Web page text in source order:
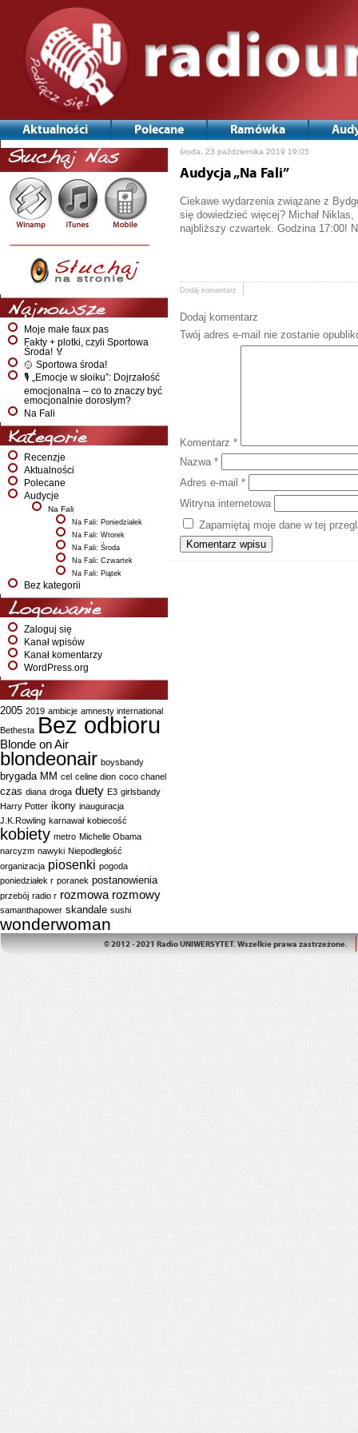
Aktualności Polecane Ramówka
Słuchaj Nas
Najnowsze
Moje małe faux pas
Fakty + plotki, czyli Sportowa
Środa! 🏅
🥎 Sportowa środa!
🎙️ „Emocje w słoiku”: Dojrzałość
emocjonalna – co to znaczy być
emocjonalnie dorosłym?
Na Fali
Kategorie
Recenzje
Aktualności
Polecane
Audycje
Na Fali
Na Fali: Poniedziałek
Na Fali: Wtorek
Na Fali: Środa
Na Fali: Czwartek
Na Fali: Piątek
Bez kategorii
Logowanie
Zaloguj się
Kanał wpisów
Kanał komentarzy
WordPress.org
Tagi
2005 2019 ambicje amnesty international
Bethesta Bez odbioru
Blonde on Air
blondeonair boysbandy
brygada MM cel celine dion coco chanel
czas diana droga duety E3 girlsbandy
Harry Potter ikony inauguracja
J.K.Rowling karnawał kobiecość
kobiety metro Michelle Obama
narcyzm nawyki Niepodległość
organizacja piosenki pogoda
poniedziałek r poranek postanowienia
przebój radio r rozmowa rozmowy
samanthapower skandale sushi
wonderwoman
środa, 23 października 2019 19:05
Audycja „Na Fali”
Ciekawe wydarzenia związane z
się dowiedzieć więcej? Michał
najbliższy czwartek. Godzina 17:00!
Dodaj komentarz
Dodaj komentarz
Twój adres e-mail nie zostanie
Komentarz *
Nazwa *
Adres e-mail *
Witryna internetowa
Zapamiętaj moje dane w tej
© 2012 - 2021 Radio UNIWERSYTET. Wszelkie prawa zastrzeżone.